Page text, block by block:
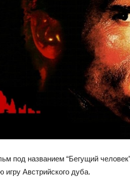
под названием “Бегущий
Австрийского дуба.